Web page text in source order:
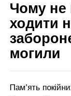
Чому не
ходити
могили
Пам’ять